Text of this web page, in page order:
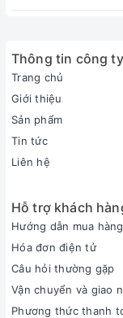
Thông tin công ty
Trang chủ
Giới thiệu
Sản phẩm
Tin tức
Liên hệ
Hỗ trợ khách
Hướng dẫn mua hàng
Hóa đơn điện tử
Câu hỏi thường gặp
Vận chuyển và giao
Phương thức thanh